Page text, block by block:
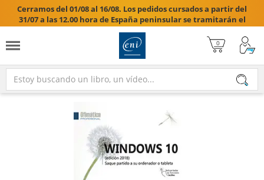
Cerramos del 01/08 al 16/08. Los pedidos cursados a partir del
31/07 a las 12.00 hora de España peninsular se tramitarán el
17/08/2026.
